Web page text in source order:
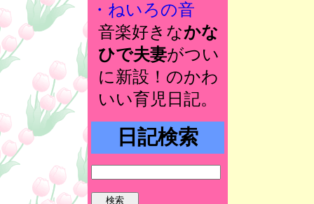
・ねいろの音
音楽好きなかな
ひで夫妻がつい
に新設！のかわ
いい育児日記。
日記検索